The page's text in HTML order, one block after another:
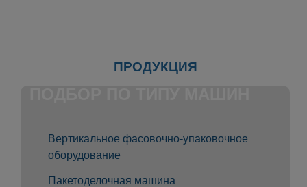
ПРОДУКЦИЯ
Вертикальное фасовочно-упаковочное
оборудование
Пакетоделочная машина